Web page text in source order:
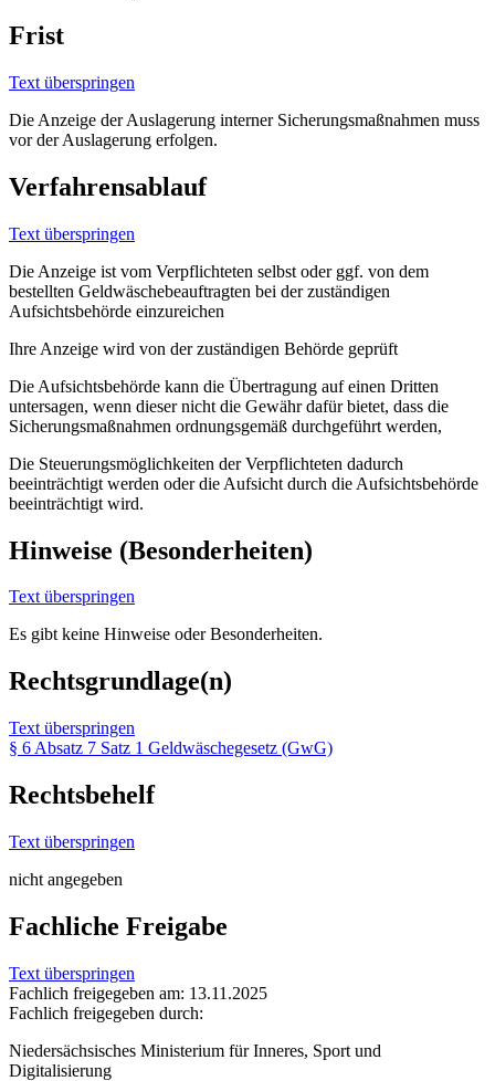
Frist
Text überspringen
Die Anzeige der Auslagerung interner Sicherungsmaßnahmen muss
vor der Auslagerung erfolgen.
Verfahrensablauf
Text überspringen
Die Anzeige ist vom Verpflichteten selbst oder ggf. von dem
bestellten Geldwäschebeauftragten bei der zuständigen
Aufsichtsbehörde einzureichen
Ihre Anzeige wird von der zuständigen Behörde geprüft
Die Aufsichtsbehörde kann die Übertragung auf einen Dritten
untersagen, wenn dieser nicht die Gewähr dafür bietet, dass die
Sicherungsmaßnahmen ordnungsgemäß durchgeführt werden,
Die Steuerungsmöglichkeiten der Verpflichteten dadurch
beeinträchtigt werden oder die Aufsicht durch die Aufsichtsbehörde
beeinträchtigt wird.
Hinweise (Besonderheiten)
Text überspringen
Es gibt keine Hinweise oder Besonderheiten.
Rechtsgrundlage(n)
Text überspringen
§ 6 Absatz 7 Satz 1 Geldwäschegesetz (GwG)
Rechtsbehelf
Text überspringen
nicht angegeben
Fachliche Freigabe
Text überspringen
Fachlich freigegeben am: 13.11.2025
Fachlich freigegeben durch:
Niedersächsisches Ministerium für Inneres, Sport und
Digitalisierung